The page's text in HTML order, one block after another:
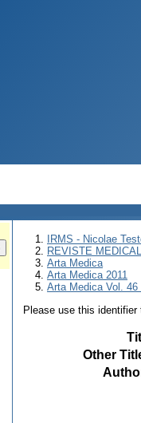
IRMS - Nicolae
REVISTE
Arta Medica
Arta Medica 2011
Arta Medica Vol.
Please use this
Other